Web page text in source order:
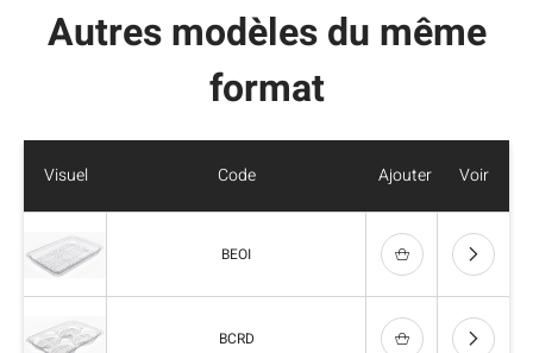
Autres modèles du même
format
Visuel Code Ajouter Voir
BEOI
BCRD